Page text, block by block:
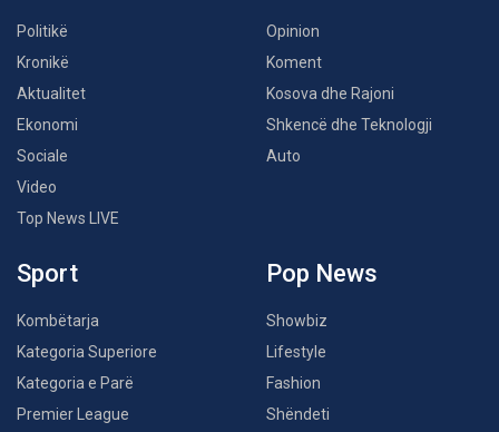
Politikë
Kronikë
Aktualitet
Ekonomi
Sociale
Video
Top News LIVE
Opinion
Koment
Kosova dhe Rajoni
Shkencë dhe Teknologji
Auto
Sport
Kombëtarja
Kategoria Superiore
Kategoria e Parë
Premier League
Pop News
Showbiz
Lifestyle
Fashion
Shëndeti